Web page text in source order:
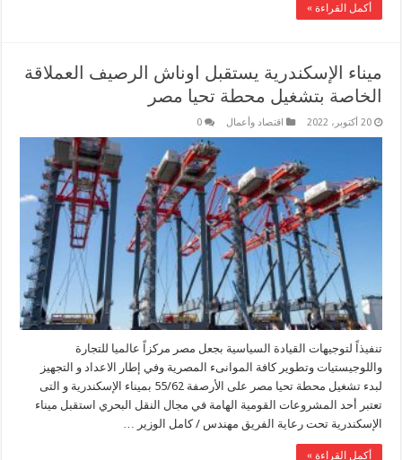
أكمل القراءة »
ميناء الإسكندرية يستقبل اوناش الرصيف العملاقة
الخاصة بتشغيل محطة تحيا مصر
20 أكتوبر، 2022 اقتصاد وأعمال 0
تنفيذاً لتوجيهات القيادة السياسية بجعل مصر مركزاً عالميا للتجارة
واللوجيستيات وتطوير كافة الموانىء المصرية وفي إطار الاعداد و التجهيز
لبدء تشغيل محطة تحيا مصر على الأرصفة 55/62 بميناء الإسكندرية و التى
تعتبر أحد المشروعات القومية الهامة في مجال النقل البحري استقبل ميناء
الإسكندرية تحت رعاية الفريق مهندس / كامل الوزير …
أكمل القراءة »